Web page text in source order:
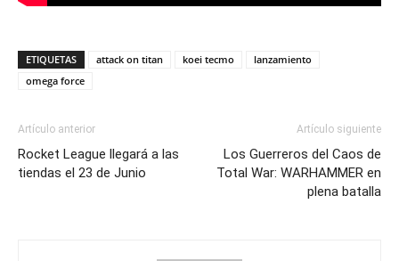
ETIQUETAS attack on titan koei tecmo
lanzamiento
omega force
Artículo anterior
Rocket League llegará a las
tiendas el 23 de Junio
Artículo siguiente
Los Guerreros del Caos de
Total War: WARHAMMER en
plena batalla